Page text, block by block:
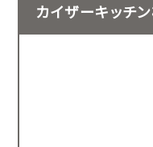
カイザーキッチ